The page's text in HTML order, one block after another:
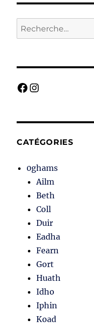
Recherche
pour :
Facebook
Instagram
CATÉGORIES
0ghams
Ailm
Beth
Coll
Duir
Eadha
Fearn
Gort
Huath
Idho
Iphin
Koad